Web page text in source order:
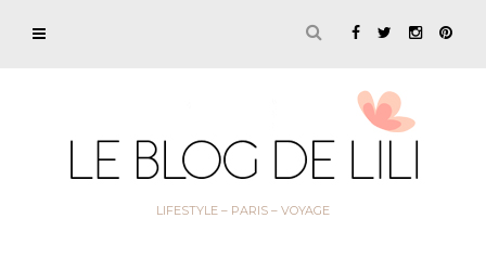
LIFESTYLE – PARIS – VOYAGE